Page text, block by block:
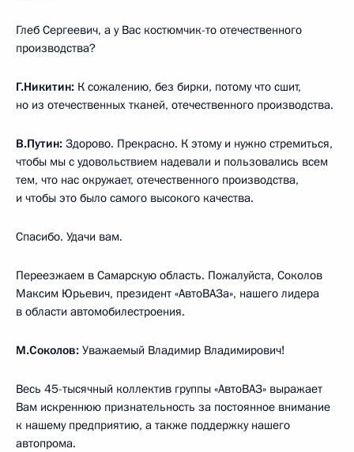
Глеб Сергеевич, а у Вас костюмчик-то отечественного
производства?
Г.Никитин: К сожалению, без бирки, потому что сшит,
но из отечественных тканей, отечественного производства.
В.Путин: Здорово. Прекрасно. К этому и нужно стремиться,
чтобы мы с удовольствием надевали и пользовались всем
тем, что нас окружает, отечественного производства,
и чтобы это было самого высокого качества.
Спасибо. Удачи вам.
Переезжаем в Самарскую область. Пожалуйста, Соколов
Максим Юрьевич, президент «АвтоВАЗа», нашего лидера
в области автомобилестроения.
М.Соколов: Уважаемый Владимир Владимирович!
Весь 45-тысячный коллектив группы «АвтоВАЗ» выражает
Вам искреннюю признательность за постоянное внимание
к нашему предприятию, а также поддержку нашего
автопрома.